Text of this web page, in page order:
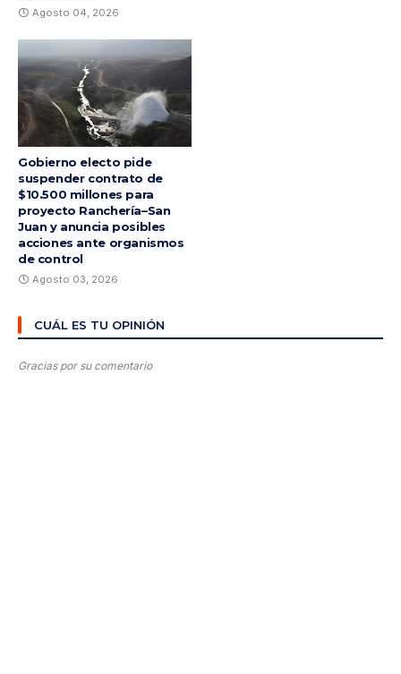
Agosto 04, 2026
Gobierno electo pide
suspender contrato de
$10.500 millones para
proyecto Ranchería–San
Juan y anuncia posibles
acciones ante organismos
de control
Agosto 03, 2026
CUÁL ES TU OPINIÓN
Gracias por su comentario